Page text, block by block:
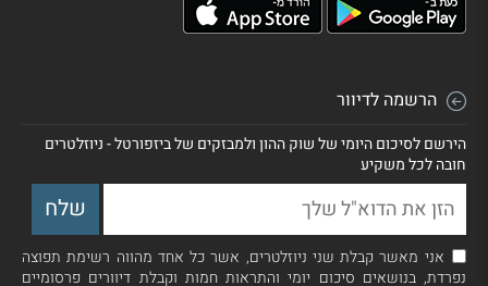
הרשמה לדיוור
הירשם לסיכום היומי של שוק ההון ולמבזקים של ביזפורטל - ניוזלטרים
חובה לכל משקיע
אני מאשר קבלת שני ניוזלטרים, אשר כל אחד מהווה רשימת תפוצה
נפרדת, בנושאים סיכום יומי והתראות חמות וקבלת דיוורים פרסומיים